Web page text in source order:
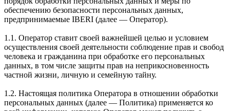
обеспечению безопасности персональных данных,
предпринимаемые IBERI (далее — Оператор).
1.1. Оператор ставит своей важнейшей целью и условием
осуществления своей деятельности соблюдение прав и свобод
человека и гражданина при обработке его персональных
данных, в том числе защиты прав на неприкосновенность
частной жизни, личную и семейную тайну.
1.2. Настоящая политика Оператора в отношении обработки
персональных данных (далее — Политика) применяется ко